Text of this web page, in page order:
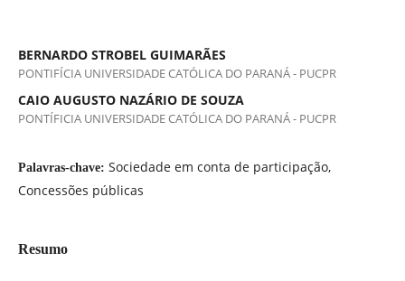
BERNARDO STROBEL GUIMARÃES
PONTIFÍCIA UNIVERSIDADE CATÓLICA DO PARANÁ - PUCPR
CAIO AUGUSTO NAZÁRIO DE SOUZA
PONTÍFICIA UNIVERSIDADE CATÓLICA DO PARANÁ - PUCPR
Palavras-chave: Sociedade em conta de participação,
Concessões públicas
Resumo